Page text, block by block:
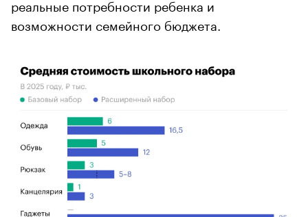
реальные потребности ребенка и
возможности семейного бюджета.